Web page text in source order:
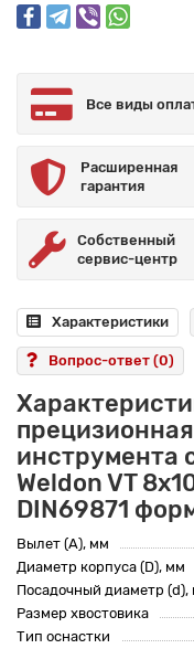
Все виды
Расширенная
гарантия
Собственный
сервис-центр
Характеристики
Вопрос-ответ (0)
инструмента
Weldon VT
DIN69871
Вылет (A), мм
Диаметр корпуса (D), мм
Посадочный диаметр (d),
Размер хвостовика
Тип оснастки